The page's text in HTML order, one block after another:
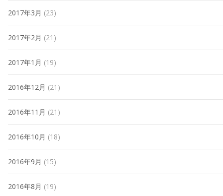
2017年3月 (23)
2017年2月 (21)
2017年1月 (19)
2016年12月 (21)
2016年11月 (21)
2016年10月 (18)
2016年9月 (15)
2016年8月 (19)